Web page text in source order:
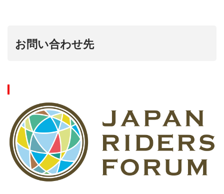
お問い合わせ先